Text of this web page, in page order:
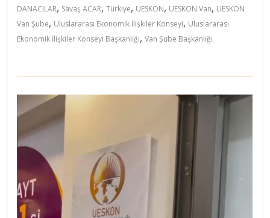
DANACILAR, Savaş ACAR,Türkiye, UESKON, UESKON Van, UESKON
Van Şube, Uluslararası Ekonomik İlişkiler Konseyi, Uluslararası
Ekonomik İlişkiler Konseyi Başkanlığı,Van Şube Başkanlığı